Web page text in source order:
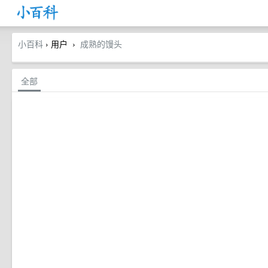
小百科 › 用户 › 成熟的馒头
全部